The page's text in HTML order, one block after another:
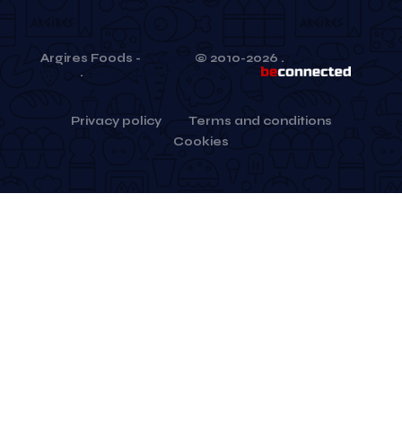
Argires Foods - © 2010-2026 .
.
Terms and conditions
Privacy policy
Cookies